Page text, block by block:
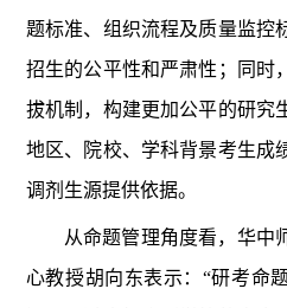
题标准、组织流程及质量监控
招生的公平性和严肃性；同时
拔机制，构建更加公平的研究
地区、院校、学科背景考生成
调剂生源提供依据。
从命题管理角度看，华中
心教授胡向东表示：“研考命